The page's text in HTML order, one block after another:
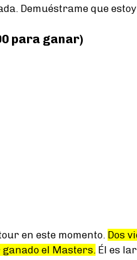
Demuéstrame que estoy
para ganar)
en este momento. Dos
el Masters. Él es